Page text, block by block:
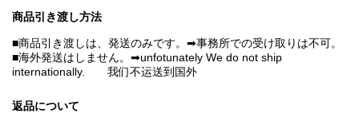
商品引き渡し方法
■商品引き渡しは、発送のみです。➡事務所での受け取りは不可。
■海外発送はしません。➡unfotunately We do not ship
internationally. 我们不运送到国外
返品について